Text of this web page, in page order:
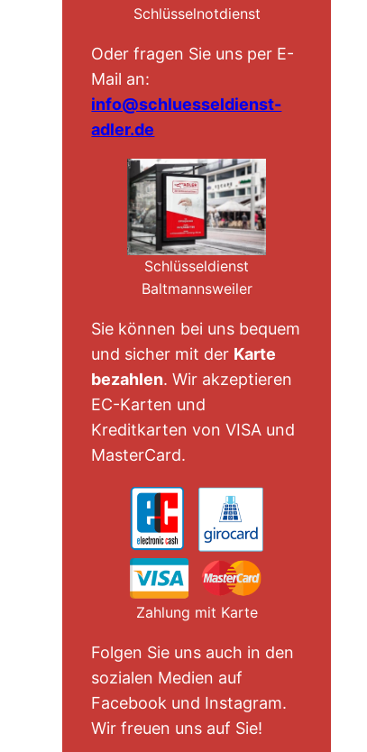
Schlüsselnotdienst
Oder fragen Sie uns per E-
Mail an:
info@schluesseldienst-
adler.de
Schlüsseldienst
Baltmannsweiler
Sie können bei uns bequem
und sicher mit der Karte
bezahlen. Wir akzeptieren
EC-Karten und
Kreditkarten von VISA und
MasterCard.
Zahlung mit Karte
Folgen Sie uns auch in den
sozialen Medien auf
Facebook und Instagram.
Wir freuen uns auf Sie!